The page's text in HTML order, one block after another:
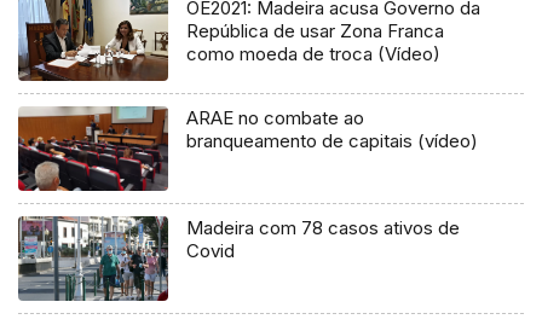
OE2021: Madeira acusa Governo da
República de usar Zona Franca
como moeda de troca (Vídeo)
ARAE no combate ao
branqueamento de capitais (vídeo)
Madeira com 78 casos ativos de
Covid